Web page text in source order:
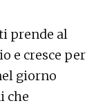
prende al
e cresce per
giorno
che